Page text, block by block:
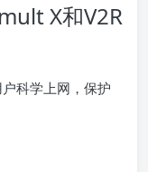
X和V2R
科学上网，保护